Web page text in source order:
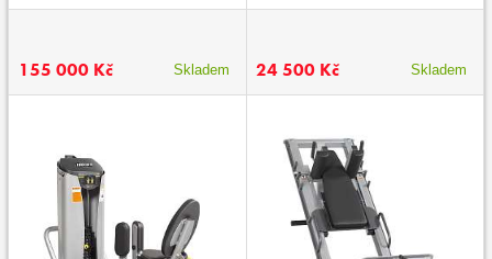
155 000 Kč Skladem 24 500 Kč Skladem